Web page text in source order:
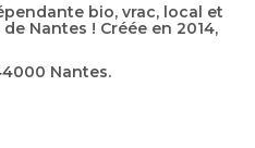
bio, vrac, local et
Nantes ! Créée en 2014,
Nantes.